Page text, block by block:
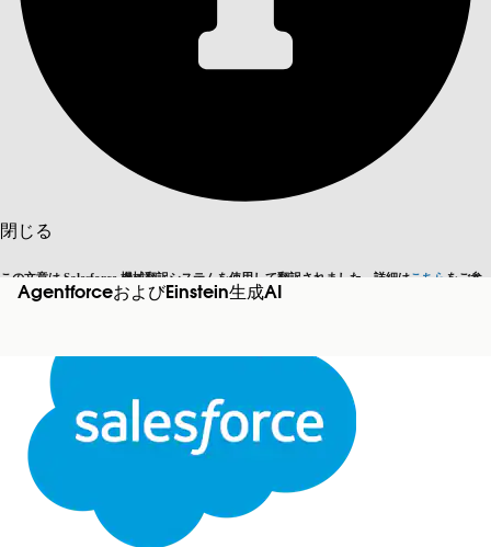
閉じる
この文章は Salesforce 機械翻訳システムを使用して翻訳されました。詳細はこちら をご参
照ください。
英語に切り替える 今はしません
閉じる 閉じる
AgentforceおよびEinstein生成AI